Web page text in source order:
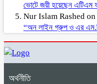
ভোটে জয়ী হয়েছেন এটিএম
Nur Islam Rashed on
“অন লাইন গ্রুপ ও এর
অর্থনীতি